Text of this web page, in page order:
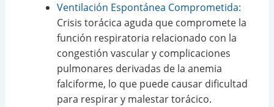
Ventilación Espontánea Comprometida:
Crisis torácica aguda que compromete la
función respiratoria relacionado con la
congestión vascular y complicaciones
pulmonares derivadas de la anemia
falciforme, lo que puede causar dificultad
para respirar y malestar torácico.